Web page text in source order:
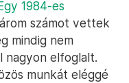
1984-es
számot vettek
mindig nem
elfoglalt.
munkát eléggé